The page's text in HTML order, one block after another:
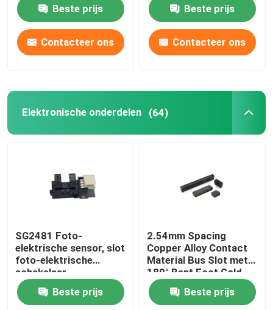
huisdierenlevering
Beste prijs
Contacteer ons
Beste prijs
Contacteer ons
Elektronische onderdelen (64)
SG2481 Foto-
elektrische sensor, slot
foto-elektrische
schakelaar,
tegengestelde foto-
elektrische inductor,
Beste prijs
2.54mm Spacing
Copper Alloy Contact
Material Bus Slot met
180° Bent Foot Gold
Finger Socket
Beste prijs